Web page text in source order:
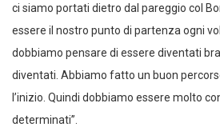
ci siamo portati dietro dal pareggio col
essere il nostro punto di partenza ogni
dobbiamo pensare di essere diventati
diventati. Abbiamo fatto un buon
l’inizio. Quindi dobbiamo essere molto
determinati”.